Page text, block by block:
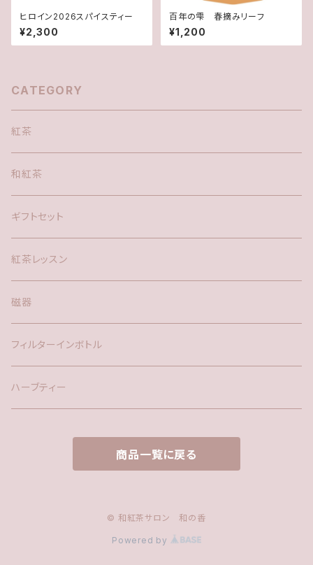
ヒロイン2026スパイスティー
¥2,300
百年の雫 春摘みリーフ
¥1,200
CATEGORY
紅茶
和紅茶
ギフトセット
紅茶レッスン
磁器
フィルターインボトル
ハーブティー
商品一覧に戻る
© 和紅茶サロン 和の香
Powered by